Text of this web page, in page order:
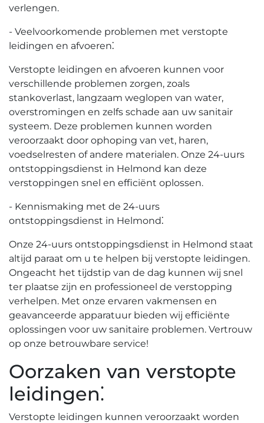
verlengen.​
- Veelvoorkomende problemen met verstopte
leidingen en afvoeren⁚
Verstopte leidingen en afvoeren kunnen voor
verschillende problemen zorgen, zoals
stankoverlast, langzaam weglopen van water,
overstromingen en zelfs schade aan uw sanitair
systeem.​ Deze problemen kunnen worden
veroorzaakt door ophoping van vet, haren,
voedselresten of andere materialen.​ Onze 24-uurs
ontstoppingsdienst in Helmond kan deze
verstoppingen snel en efficiënt oplossen.​
- Kennismaking met de 24-uurs
ontstoppingsdienst in Helmond⁚
Onze 24-uurs ontstoppingsdienst in Helmond staat
altijd paraat om u te helpen bij verstopte leidingen.​
Ongeacht het tijdstip van de dag kunnen wij snel
ter plaatse zijn en professioneel de verstopping
verhelpen.​ Met onze ervaren vakmensen en
geavanceerde apparatuur bieden wij efficiënte
oplossingen voor uw sanitaire problemen.​ Vertrouw
op onze betrouwbare service!​
Oorzaken van verstopte
leidingen⁚
Verstopte leidingen kunnen veroorzaakt worden